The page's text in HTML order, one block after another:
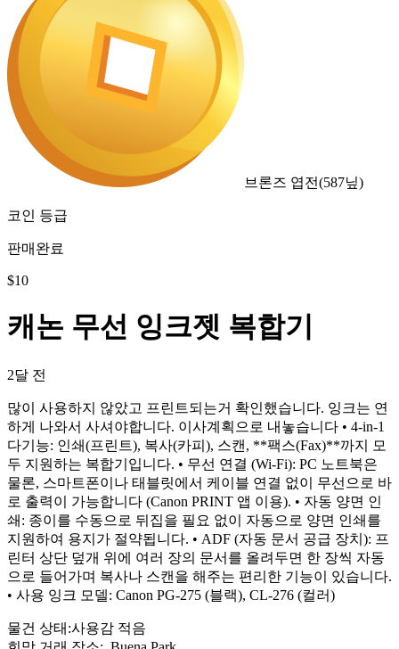
브론즈 엽전(587닢)
코인 등급
판매완료
$10
캐논 무선 잉크젯 복합기
2달 전
많이 사용하지 않았고 프린트되는거 확인했습니다. 잉크는 연
하게 나와서 사셔야합니다. 이사계획으로 내놓습니다 • 4-in-1
다기능: 인쇄(프린트), 복사(카피), 스캔, **팩스(Fax)**까지 모
두 지원하는 복합기입니다. • 무선 연결 (Wi-Fi): PC 노트북은
물론, 스마트폰이나 태블릿에서 케이블 연결 없이 무선으로 바
로 출력이 가능합니다 (Canon PRINT 앱 이용). • 자동 양면 인
쇄: 종이를 수동으로 뒤집을 필요 없이 자동으로 양면 인쇄를
지원하여 용지가 절약됩니다. • ADF (자동 문서 공급 장치): 프
린터 상단 덮개 위에 여러 장의 문서를 올려두면 한 장씩 자동
으로 들어가며 복사나 스캔을 해주는 편리한 기능이 있습니다.
• 사용 잉크 모델: Canon PG-275 (블랙), CL-276 (컬러)
물건 상태 :사용감 적음